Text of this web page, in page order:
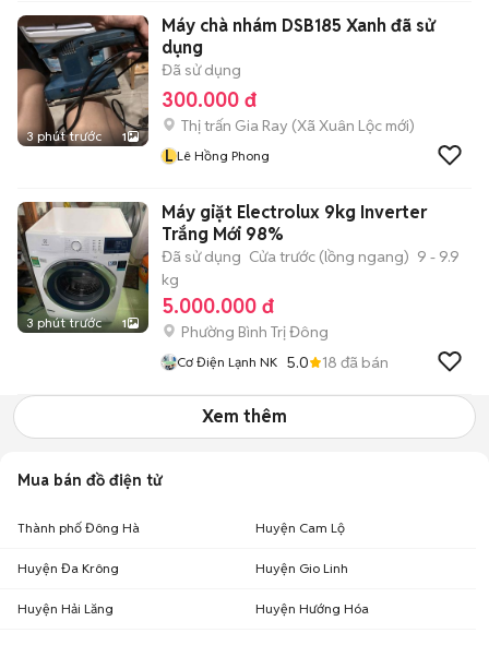
3 phút trước 1
Máy chà nhám DSB185 Xanh đã sử
dụng
Đã sử dụng
300.000 đ
Thị trấn Gia Ray (Xã Xuân Lộc mới)
L Lê Hồng Phong
3 phút trước 1
Máy giặt Electrolux 9kg Inverter
Trắng Mới 98%
Đã sử dụng Cửa trước (lồng ngang) 9 - 9.9
kg
5.000.000 đ
Phường Bình Trị Đông
Cơ Điện Lạnh NK 5.0 18 đã bán
Xem thêm
Mua bán đồ điện tử
Thành phố Đông Hà Huyện Cam Lộ
Huyện Đa Krông Huyện Gio Linh
Huyện Hải Lăng Huyện Hướng Hóa